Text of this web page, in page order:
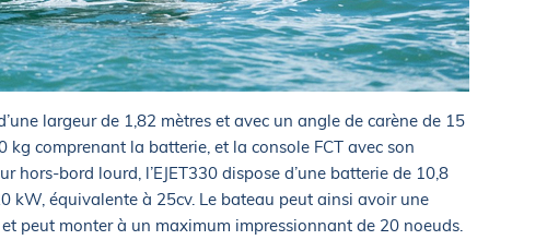
largeur de 1,82 mètres et avec un angle de carène de 15
kg comprenant la batterie, et la console FCT avec son
hors-bord lourd, l’EJET330 dispose d’une batterie de 10,8
kW, équivalente à 25cv. Le bateau peut ainsi avoir une
peut monter à un maximum impressionnant de 20 noeuds.